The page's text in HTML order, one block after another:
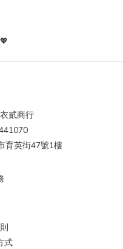
貳商行
育英街47號1樓
式